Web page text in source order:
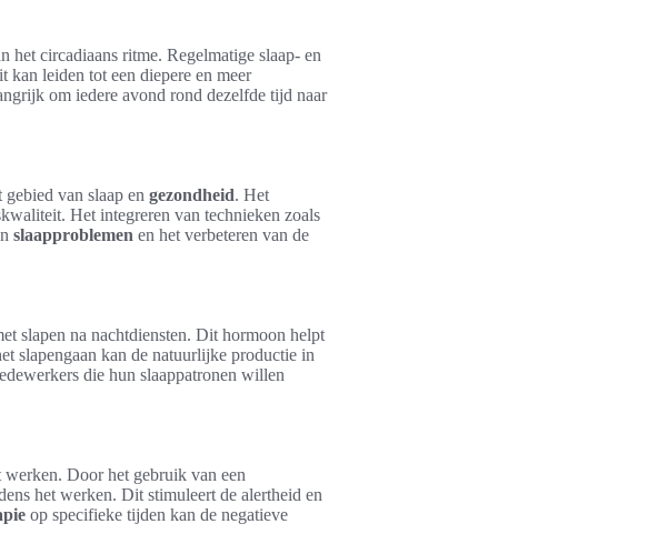
het circadiaans ritme. Regelmatige slaap- en
leiden tot een diepere en meer
om iedere avond rond dezelfde tijd naar
van slaap en gezondheid. Het
Het integreren van technieken zoals
slaapproblemen en het verbeteren van de
slapen na nachtdiensten. Dit hormoon helpt
slapengaan kan de natuurlijke productie in
die hun slaappatronen willen
werken. Door het gebruik van een
het werken. Dit stimuleert de alertheid en
op specifieke tijden kan de negatieve